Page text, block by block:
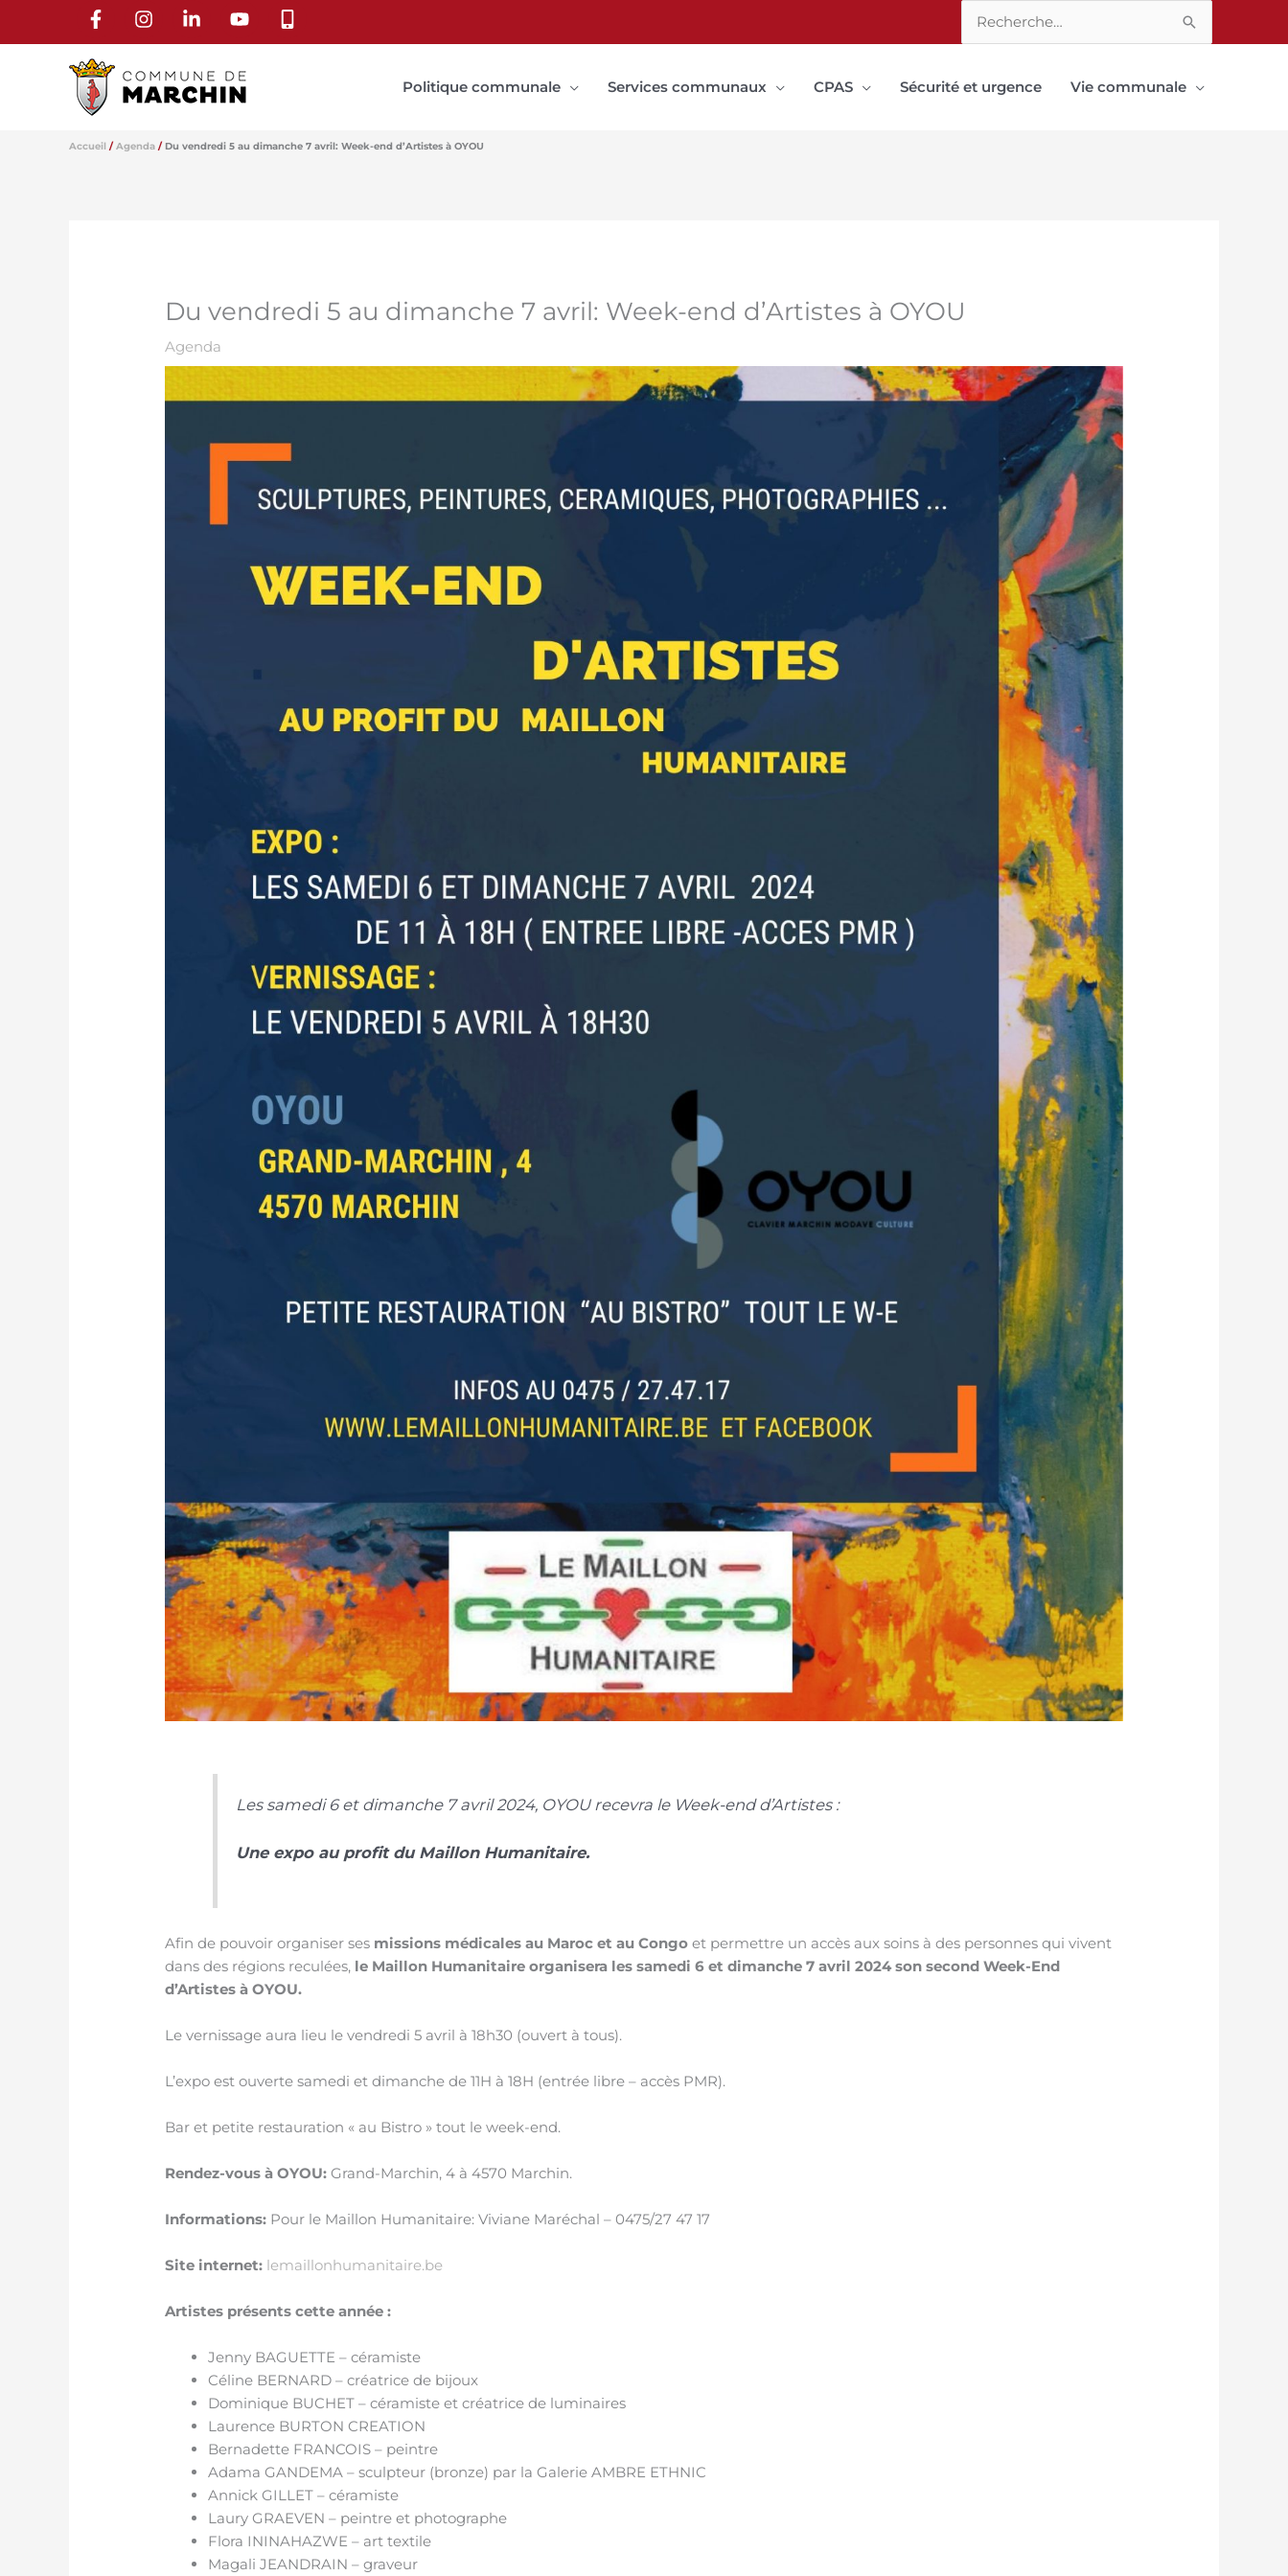
Rechercher :
Politique communale Services communaux CPAS Sécurité et urgence Vie communale
Accueil Agenda Du vendredi 5 au dimanche 7 avril: Week-end d’Artistes à OYOU
Du vendredi 5 au dimanche 7 avril: Week-end d’Artistes à OYOU
Agenda
Les samedi 6 et dimanche 7 avril 2024, OYOU recevra le Week-end d’Artistes :
Une expo au profit du Maillon Humanitaire.
Afin de pouvoir organiser ses missions médicales au Maroc et au Congo et permettre un accès aux soins à des personnes qui vivent
dans des régions reculées, le Maillon Humanitaire organisera les samedi 6 et dimanche 7 avril 2024 son second Week-End
d’Artistes à OYOU.
Le vernissage aura lieu le vendredi 5 avril à 18h30 (ouvert à tous).
L’expo est ouverte samedi et dimanche de 11H à 18H (entrée libre – accès PMR).
Bar et petite restauration « au Bistro » tout le week-end.
Rendez-vous à OYOU: Grand-Marchin, 4 à 4570 Marchin.
Informations: Pour le Maillon Humanitaire: Viviane Maréchal – 0475/27 47 17
Site internet: lemaillonhumanitaire.be
Artistes présents cette année :
Jenny BAGUETTE – céramiste
Céline BERNARD – créatrice de bijoux
Dominique BUCHET – céramiste et créatrice de luminaires
Laurence BURTON CREATION
Bernadette FRANCOIS – peintre
Adama GANDEMA – sculpteur (bronze) par la Galerie AMBRE ETHNIC
Annick GILLET – céramiste
Laury GRAEVEN – peintre et photographe
Flora ININAHAZWE – art textile
Magali JEANDRAIN – graveur